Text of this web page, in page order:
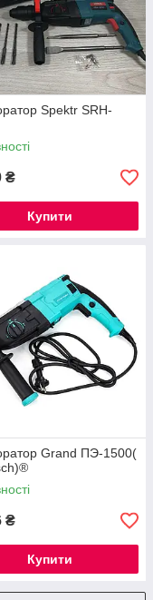
Spektr SRH-
₴
Купити
Grand ПЭ-1500(
₴
Купити